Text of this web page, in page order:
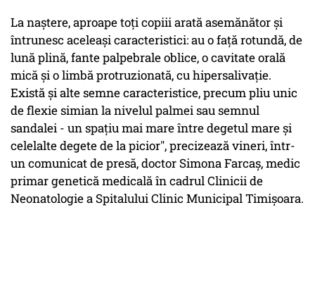
La naştere, aproape toţi copiii arată asemănător şi
întrunesc aceleaşi caracteristici: au o faţă rotundă, de
lună plină, fante palpebrale oblice, o cavitate orală
mică şi o limbă protruzionată, cu hipersalivaţie.
Există şi alte semne caracteristice, precum pliu unic
de flexie simian la nivelul palmei sau semnul
sandalei - un spaţiu mai mare între degetul mare şi
celelalte degete de la picior", precizează vineri, într-
un comunicat de presă, doctor Simona Farcaş, medic
primar genetică medicală în cadrul Clinicii de
Neonatologie a Spitalului Clinic Municipal Timişoara.